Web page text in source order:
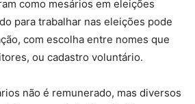
como mesários em eleições
para trabalhar nas eleições pode
com escolha entre nomes que
ou cadastro voluntário.
não é remunerado, mas diversos